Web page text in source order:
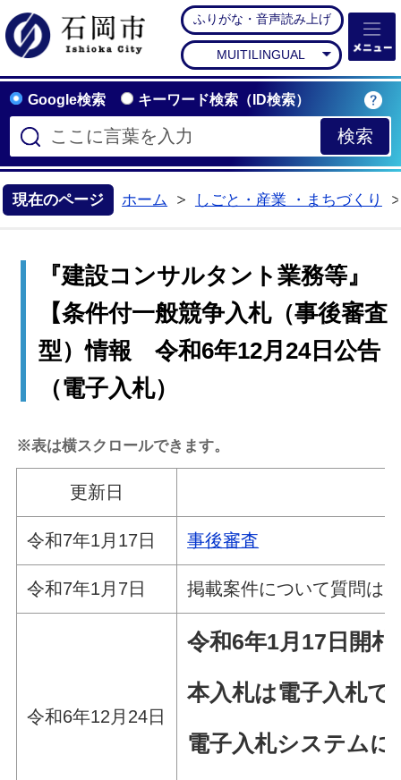
石岡市公式ホームペー
ふりがな・音声読み上げ
MUITILINGUAL
Google検索 キーワード検索（ID検索）
現在のページ ホーム
しごと・産業 ・まちづくり
『建設コンサルタント業務等』
【条件付一般競争入札（事後審査
型）情報 令和6年12月24日公告
（電子入札）
※表は横スクロールできます。
更新日
令和7年1月17日 事後審査
令和7年1月7日 掲載案件について質問は
令和6年12月24日
令和6年1月17 日 開
本入札は電子入札で
電子入札システム